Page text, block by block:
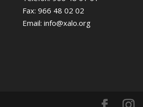
Fax: 966 48 02 02
Email: info@xalo.org